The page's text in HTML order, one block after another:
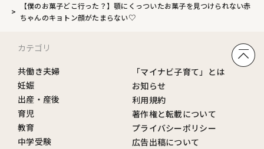
【僕のお菓子どこ行った？】顎にくっついたお菓子を見つけられない赤
ちゃんのキョトン顔がたまらない♡
カテゴリ
共働き夫婦
妊娠
出産・産後
育児
教育
中学受験
「マイナビ子育て」とは
お知らせ
利用規約
著作権と転載について
プライバシーポリシー
広告出稿について